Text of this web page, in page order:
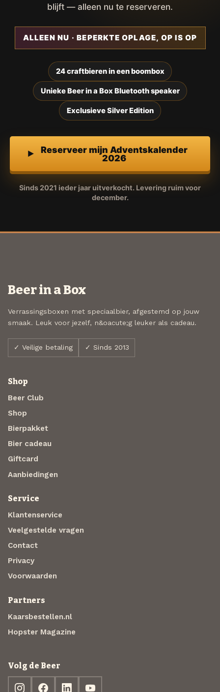
blijft — alleen nu te reserveren.
ALLEEN NU · BEPERKTE OPLAGE, OP IS OP
24 craftbieren in een boombox
Unieke Beer in a Box Bluetooth speaker
Exclusieve Silver Edition
Reserveer mijn Adventskalender
2026
Sinds 2021 ieder jaar uitverkocht. Levering ruim voor
december.
Beer in a Box
Verrassingsboxen met speciaalbier, afgestemd op jouw
smaak. Leuk voor jezelf, n&oacute;g leuker als cadeau.
✓ Veilige betaling ✓ Sinds 2013
Shop
Beer Club
Shop
Bierpakket
Bier cadeau
Giftcard
Aanbiedingen
Service
Klantenservice
Veelgestelde vragen
Contact
Privacy
Voorwaarden
Partners
Kaarsbestellen.nl
Hopster Magazine
Volg de Beer